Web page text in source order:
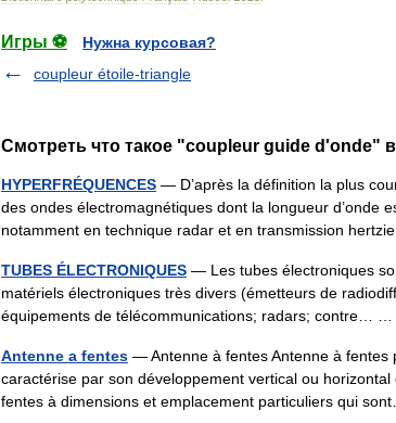
Игры ⚽
Нужна курсовая?
coupleur étoile-triangle
Смотреть что такое "coupleur guide d'onde"
HYPERFRÉQUENCES — D’après la définition la plus
des ondes électromagnétiques dont la longueur d’onde
notamment en technique radar et en transmission
TUBES ÉLECTRONIQUES — Les tubes électroniques
matériels électroniques très divers (émetteurs de
équipements de télécommunications; radars; contre… …
Antenne a fentes — Antenne à fentes Antenne à fentes
caractérise par son développement vertical ou
fentes à dimensions et emplacement particuliers qui